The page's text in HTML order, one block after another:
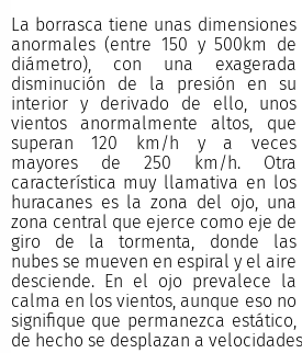
La borrasca tiene unas dimensiones
anormales (entre 150 y 500km de
diámetro), con una exagerada
disminución de la presión en su
interior y derivado de ello, unos
vientos anormalmente altos, que
superan 120 km/h y a veces
mayores de 250 km/h. Otra
característica muy llamativa en los
huracanes es la zona del ojo, una
zona central que ejerce como eje de
giro de la tormenta, donde las
nubes se mueven en espiral y el aire
desciende. En el ojo prevalece la
calma en los vientos, aunque eso no
signifique que permanezca estático,
de hecho se desplazan a